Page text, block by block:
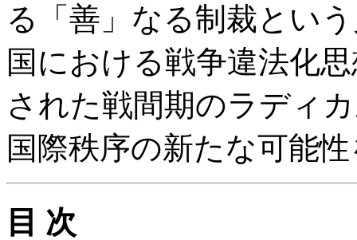
る「善」なる制裁とい
国における戦争違法化
された戦間期のラディ
国際秩序の新たな可能
目 次